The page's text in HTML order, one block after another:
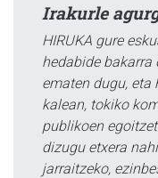
Irakurle
HIRUKA gure
hedabide bakarra
ematen dugu,
kalean, tokiko
publikoen
dizugu etxera
jarraitzeko,